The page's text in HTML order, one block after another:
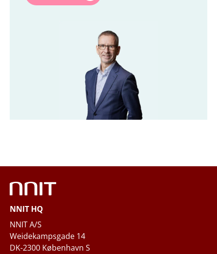
Telefon
Spørgsmål og/eller behov
NNIT HQ
NNIT A/S
Weidekampsgade 14
DK-2300 København S